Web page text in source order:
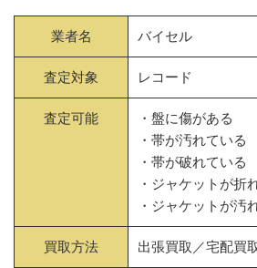
業者名 バイセル
査定対象 レコード
査定可能
・盤に傷がある
・帯が汚れている
・帯が破れている
・ジャケットが折
・ジャケットが汚
買取方法 出張買取／宅配買